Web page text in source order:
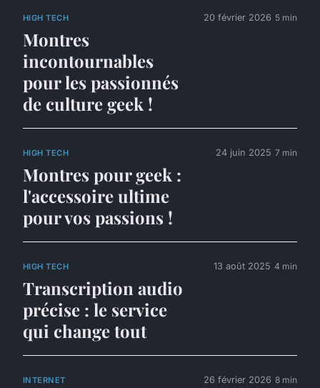
HIGH TECH
Montres
incontournables
pour les passionnés
de culture geek !
20 février 2026 5 min
HIGH TECH
Montres pour geek :
l'accessoire ultime
pour vos passions !
24 juin 2025 7 min
HIGH TECH
Transcription audio
précise : le service
qui change tout
13 août 2025 4 min
INTERNET 26 février 2026 8 min